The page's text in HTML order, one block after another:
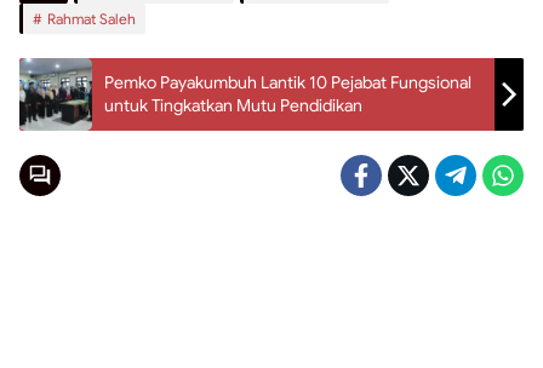
Rahmat Saleh
Pemko Payakumbuh Lantik 10 Pejabat Fungsional
untuk Tingkatkan Mutu Pendidikan